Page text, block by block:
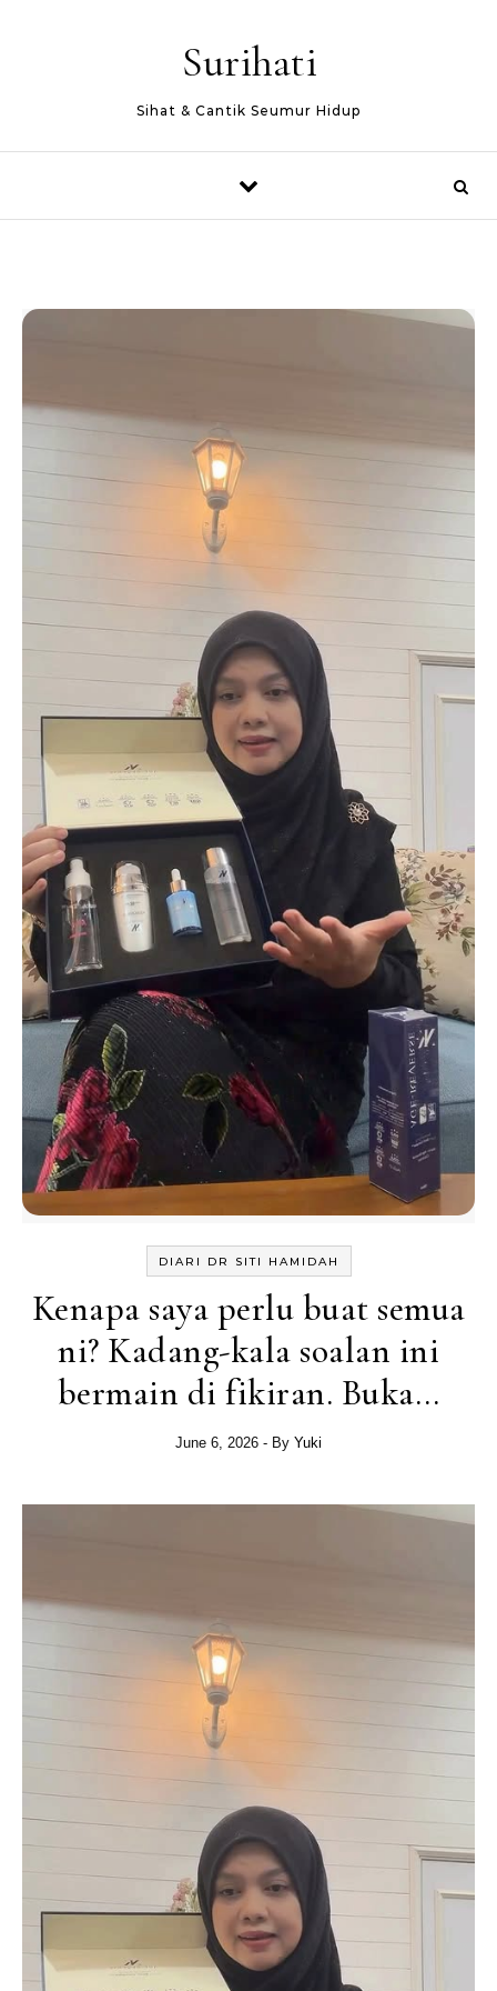
Surihati
Sihat & Cantik Seumur Hidup
DIARI DR SITI HAMIDAH
Kenapa saya perlu buat semua
ni? Kadang-kala soalan ini
bermain di fikiran. Buka…
June 6, 2026 - By Yuki